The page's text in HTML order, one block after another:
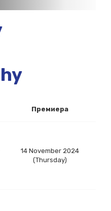
Премиера
14 November 2024
(Thursday)